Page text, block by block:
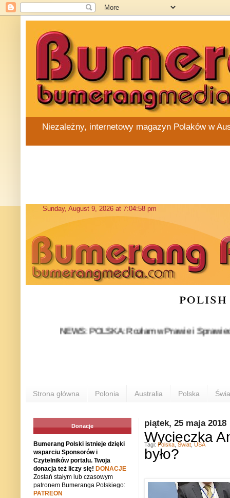
Niezależny, internetowy magazyn Polaków w
NEWS: POLSKA: Rozłam w Prawie i
Strona główna Polonia Australia Polska
piątek, 25 maja 2018
Wycieczka
było?
Tagi: Polska Świat USA
Donacje
Bumerang Polski istnieje dzięki
wsparciu Sponsorów i
Czytelników portalu. Twoja
donacja też liczy się! DONACJE
Zostań stałym lub czasowym
patronem Bumeranga Polskiego:
PATREON